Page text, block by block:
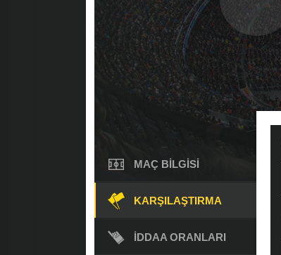
MAÇ BILGISI
KARŞILAŞTIRMA
İDDAA ORANLARI